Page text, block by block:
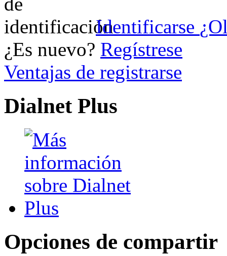
Identificarse
¿Es nuevo? Regístrese
Ventajas de registrarse
Dialnet Plus
Opciones de compartir